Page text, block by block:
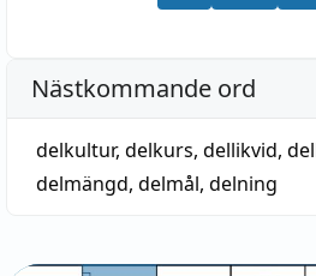
Nästkommande ord
delkultur, delkurs, dellikvid,
delmängd, delmål, delning